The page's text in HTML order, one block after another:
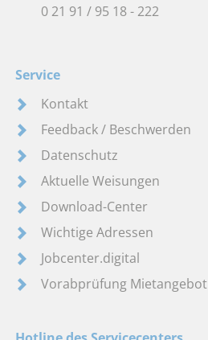
0 21 91 / 95 18 - 222
Service
Kontakt
Feedback / Beschwerden
Datenschutz
Aktuelle Weisungen
Download-Center
Wichtige Adressen
Jobcenter.digital
Vorabprüfung Mietangebot